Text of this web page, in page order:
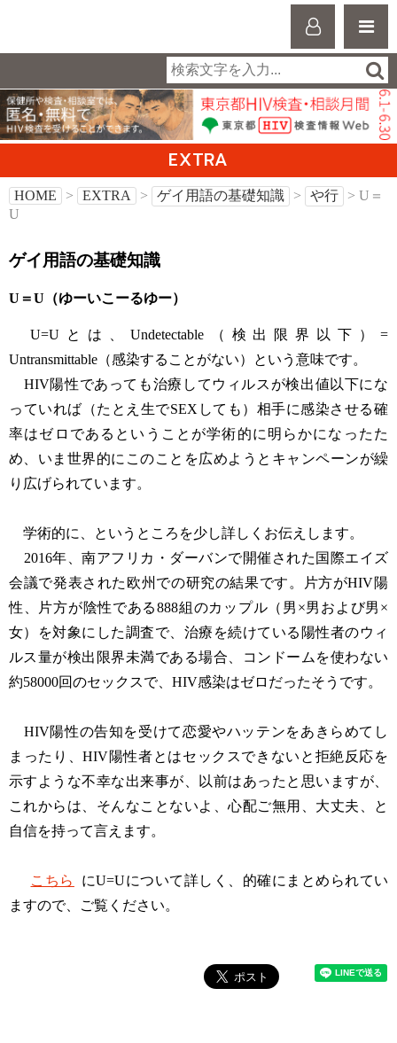
EXTRA
HOME > EXTRA > ゲイ用語の基礎知識 > や行
> U＝
U
ゲイ用語の基礎知識
U＝U（ゆーいこーるゆー）
U=Uとは、Undetectable（検出限界以下）=
Untransmittable（感染することがない）という意味です。
HIV陽性であっても治療してウィルスが検出値以下にな
っていれば（たとえ生でSEXしても）相手に感染させる確
率はゼロであるということが学術的に明らかになったた
め、いま世界的にこのことを広めようとキャンペーンが繰
り広げられています。
学術的に、というところを少し詳しくお伝えします。
2016年、南アフリカ・ダーバンで開催された国際エイズ
会議で発表された欧州での研究の結果です。片方がHIV陽
性、片方が陰性である888組のカップル（男×男および男×
女）を対象にした調査で、治療を続けている陽性者のウィ
ルス量が検出限界未満である場合、コンドームを使わない
約58000回のセックスで、HIV感染はゼロだったそうです。
HIV陽性の告知を受けて恋愛やハッテンをあきらめてし
まったり、HIV陽性者とはセックスできないと拒絶反応を
示すような不幸な出来事が、以前はあったと思いますが、
これからは、そんなことないよ、心配ご無用、大丈夫、と
自信を持って言えます。
こちら にU=Uについて詳しく、的確にまとめられてい
ますので、ご覧ください。